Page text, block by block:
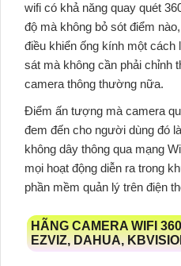
wifi có khả năng quay quét
độ mà không bỏ sót điểm
điều khiển ống kính một cách
sát mà không cần phải chỉnh
camera thông thường nữa.
Điểm ấn tượng màcamera
đem đến cho người dùng đó
không dây thông qua mạng
mọi hoạt động diễn ra trong
phần mềm quản lý trên điện
HÃNG CAMERA WIFI
EZVIZ, DAHUA,